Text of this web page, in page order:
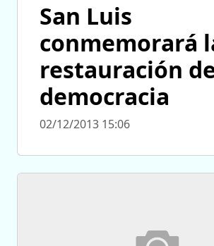
San Luis
conmemorará
restauración
democracia
02/12/2013 15:06